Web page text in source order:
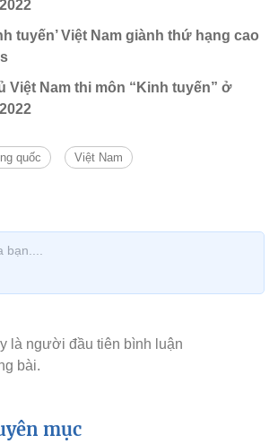
tuyến’ Việt Nam giành thứ hạng cao
Việt Nam thi môn “Kinh tuyến” ở
quốc Việt Nam
mục